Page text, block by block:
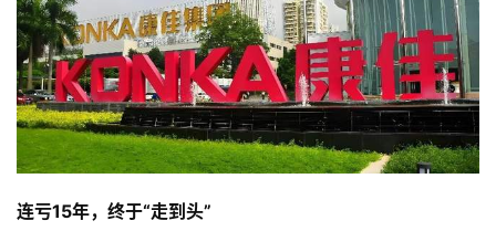
公
司
时
连亏15年，终于“走到头”